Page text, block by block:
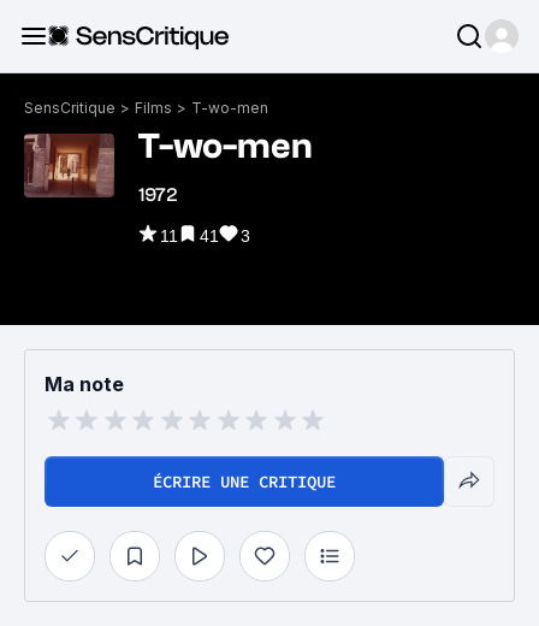
SensCritique > Films > T-wo-men
T-wo-men
1972
11 41 3
Ma note
ÉCRIRE UNE CRITIQUE